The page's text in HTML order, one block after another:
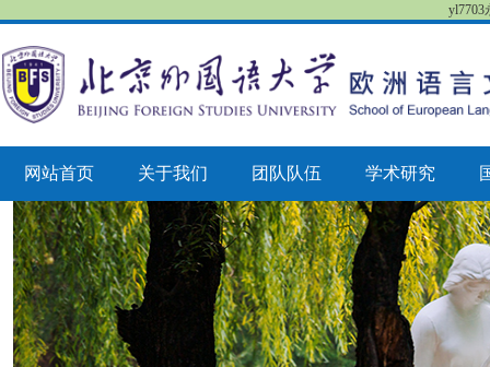
yl7703
网站首页 关于我们 团队队伍 学术研究